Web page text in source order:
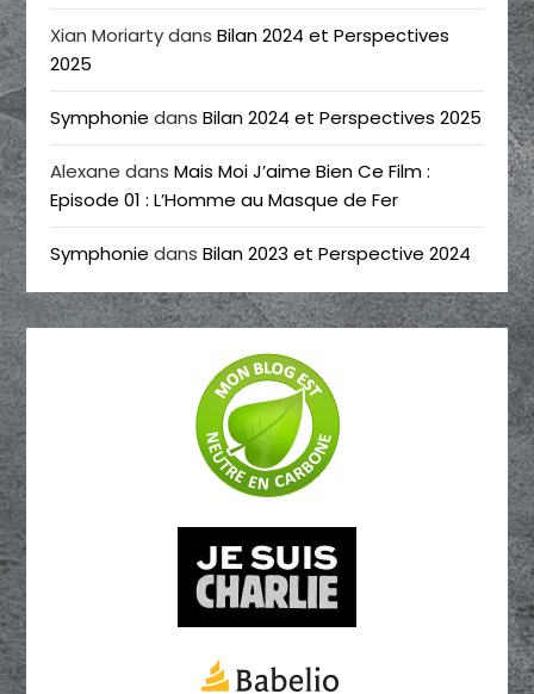
Xian MoriartydansBilan 2024 et Perspectives
2025
Symphonie dansBilan 2024 et Perspectives 2025
Alexane dansMais Moi J’aime Bien Ce Film :
Episode 01 : L’Homme au Masque de Fer
Symphonie dansBilan 2023 et Perspective 2024